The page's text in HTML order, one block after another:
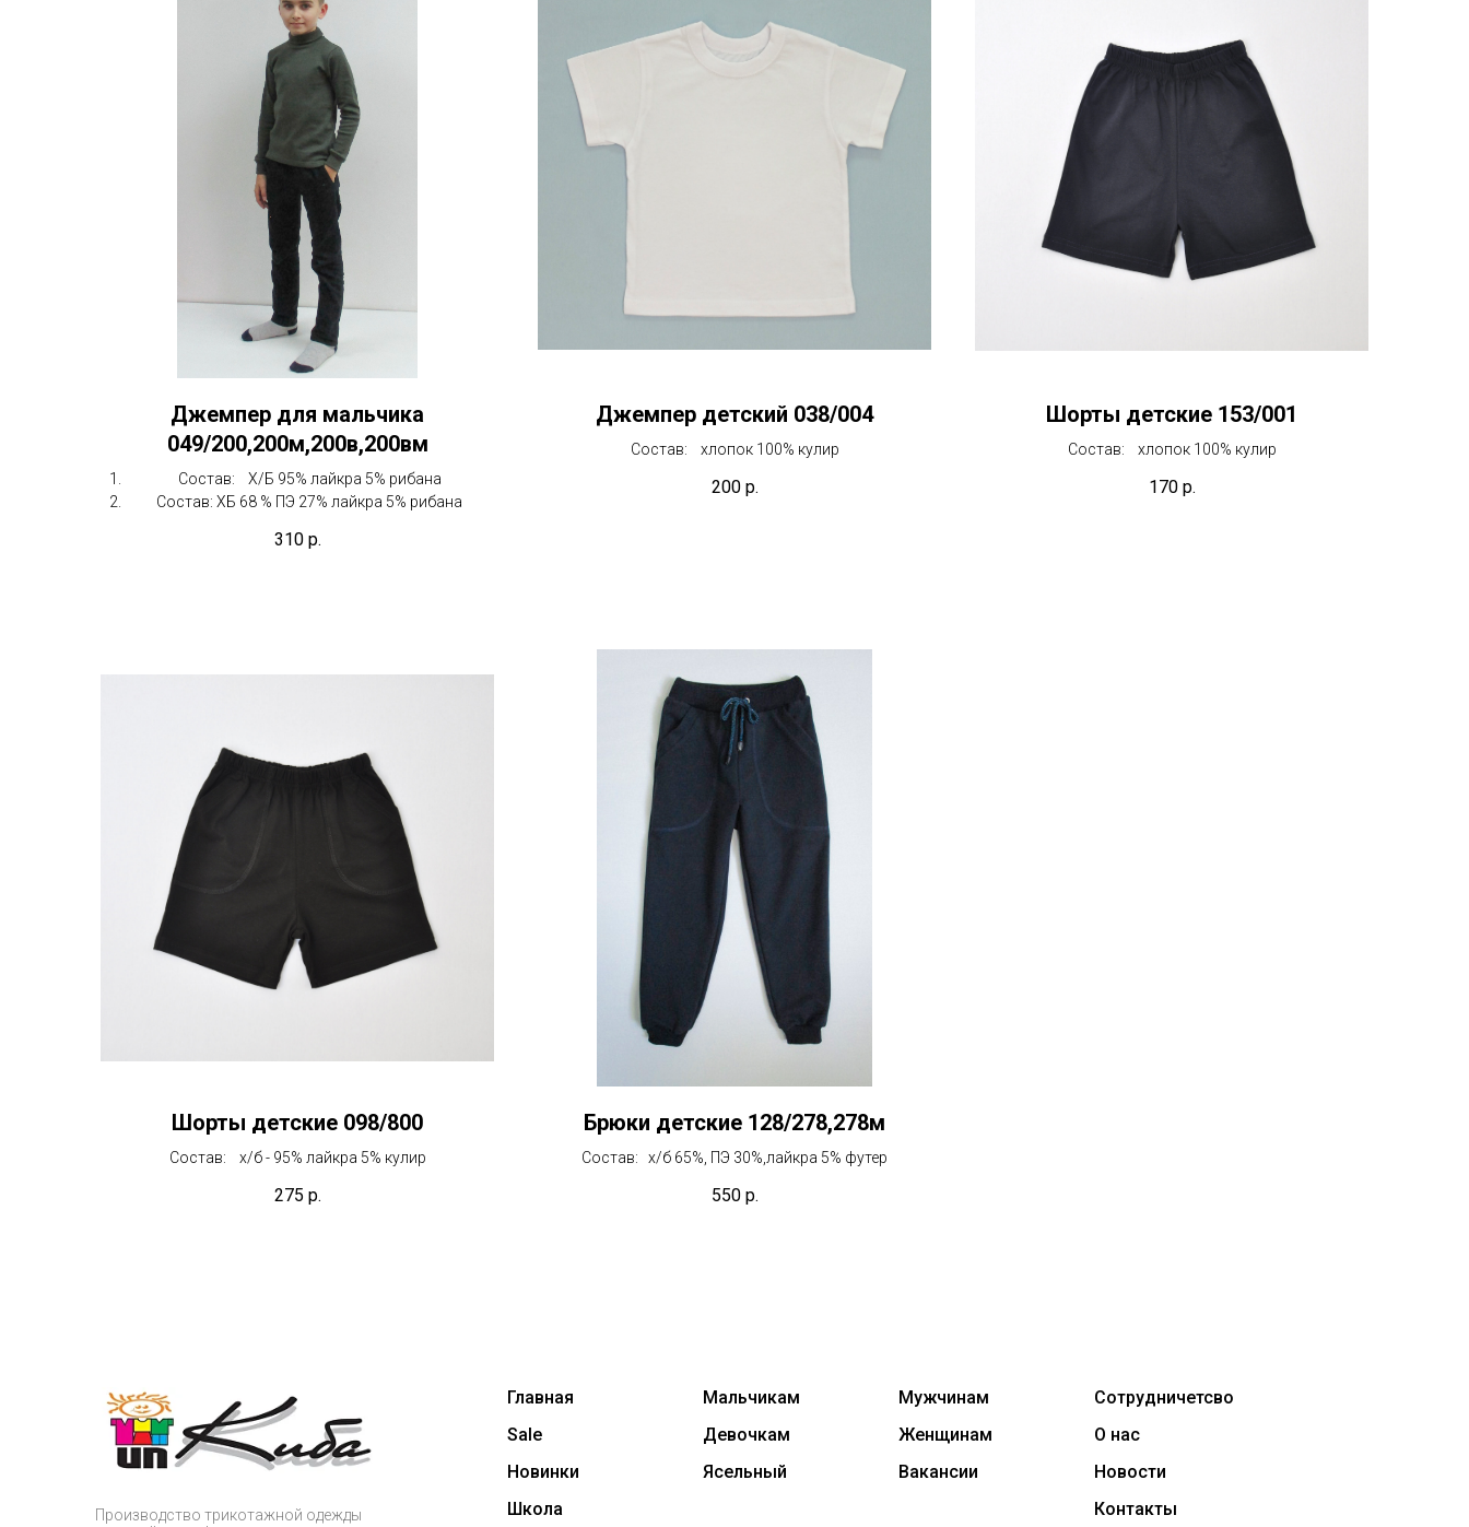
Джемпер для мальчика
049/200,200м,200в,200вм
Состав: Х/Б 95% лайкра 5% рибана
Состав: ХБ 68 % ПЭ 27% лайкра 5% рибана
310 р.
Джемпер детский 038/004
Состав: хлопок 100% кулир
200 р.
Шорты детские 153/001
Состав: хлопок 100% кулир
170 р.
Шорты детские 098/800
Состав: х/б - 95% лайкра 5% кулир
275 р.
Брюки детские 128/278,278м
Состав: х/б 65%, ПЭ 30%,лайкра 5% футер
550 р.
Производство трикотажной одежды
Главная
Sale
Новинки
Школа
Мальчикам
Девочкам
Ясельный
Мужчинам
Женщинам
Вакансии
Сотрудничетсво
О нас
Новости
Контакты